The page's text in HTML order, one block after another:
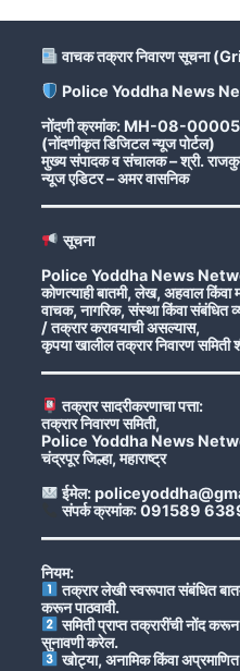
वाचक तक्रार निवारण
Police Yoddha News
नोंदणी क्रमांक: MH-08-
(नोंदणीकृत डिजिटल न्यूज पोर्टल)
मुख्य संपादक व संचालक – श्री.
न्यूज एडिटर – अमर वासनिक
सूचना
Police Yoddha News Network
कोणत्याही बातमी, लेख, अहवाल किंवा
वाचक, नागरिक, संस्था किंवा संबंधित
/ तक्रार करावयाची असल्यास,
कृपया खालील तक्रार निवारण समिती
तक्रार सादरीकरणाचा पत्ता:
तक्रार निवारण समिती,
Police Yoddha News
चंद्रपूर जिल्हा, महाराष्ट्र
ईमेल:
संपर्क क्रमांक: 091589
नियम:
तक्रार लेखी स्वरूपात संबंधित
करून पाठवावी.
समिती प्राप्त तक्रारींची नोंद
सुनावणी करेल.
खोट्या, अनामिक किंवा अप्रमाणित